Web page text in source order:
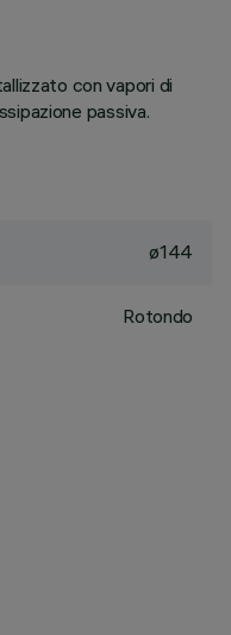
con vapori di
passiva.
ø144
Rotondo